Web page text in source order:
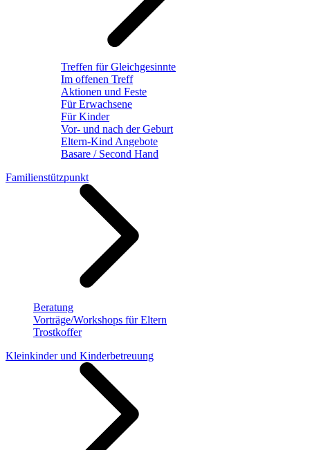
Treffen für Gleichgesinnte
Im offenen Treff
Aktionen und Feste
Für Erwachsene
Für Kinder
Vor- und nach der Geburt
Eltern-Kind Angebote
Basare / Second Hand
Familienstützpunkt
Beratung
Vorträge/Workshops für Eltern
Trostkoffer
Kleinkinder und Kinderbetreuung